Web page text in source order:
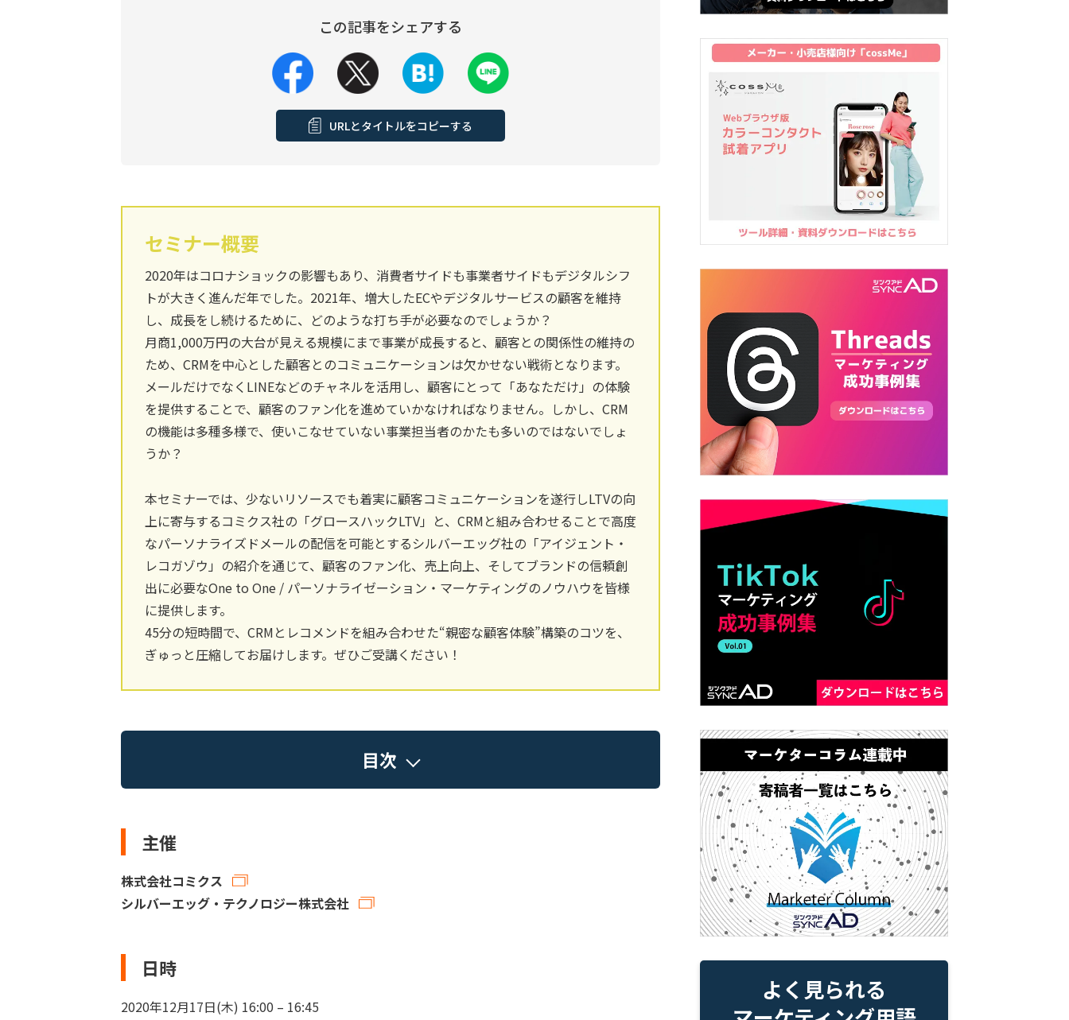
この記事をシェアする
URLとタイトルをコピーする
セミナー概要
2020年はコロナショックの影響もあり、消費者サイドも事業者サイドもデジタルシフ
トが大きく進んだ年でした。2021年、増大したECやデジタルサービスの顧客を維持
し、成長をし続けるために、どのような打ち手が必要なのでしょうか？
月商1,000万円の大台が見える規模にまで事業が成長すると、顧客との関係性の維持の
ため、CRMを中心とした顧客とのコミュニケーションは欠かせない戦術となります。
メールだけでなくLINEなどのチャネルを活用し、顧客にとって「あなただけ」の体験
を提供することで、顧客のファン化を進めていかなければなりません。しかし、CRM
の機能は多種多様で、使いこなせていない事業担当者のかたも多いのではないでしょ
うか？
本セミナーでは、少ないリソースでも着実に顧客コミュニケーションを遂行しLTVの向
上に寄与するコミクス社の「グロースハックLTV」と、CRMと組み合わせることで高度
なパーソナライズドメールの配信を可能とするシルバーエッグ社の「アイジェント・
レコガゾウ」の紹介を通じて、顧客のファン化、売上向上、そしてブランドの信頼創
出に必要なOne to One / パーソナライゼーション・マーケティングのノウハウを皆様
に提供します。
45分の短時間で、CRMとレコメンドを組み合わせた“親密な顧客体験”構築のコツを、
ぎゅっと圧縮してお届けします。ぜひご受講ください！
目次
主催
株式会社コミクス
シルバーエッグ・テクノロジー株式会社
日時
2020年12月17日(木) 16:00 – 16:45
よく見られる